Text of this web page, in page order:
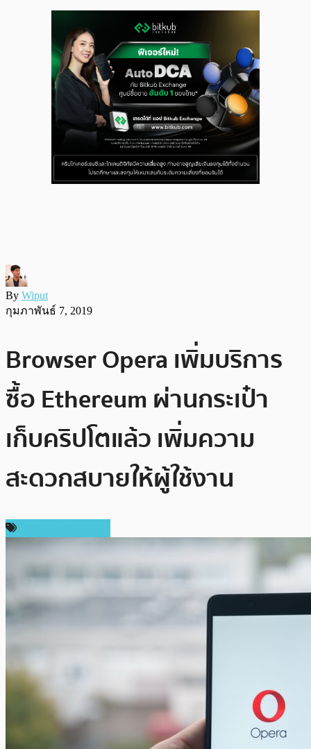
By Wiput
กุมภาพันธ์ 7, 2019
Browser Opera เพิ่มบริการ
ซื้อ Ethereum ผ่านกระเป๋า
เก็บคริปโตแล้ว เพิ่มความ
สะดวกสบายให้ผู้ใช้งาน